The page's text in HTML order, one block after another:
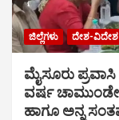
ಜಿಲ್ಲೆಗಳು ದೇಶ-ವಿದೇಶ
ಮೈಸೂರು
ವರ್ಷ
ಹಾಗೂ ಅನ್ನ